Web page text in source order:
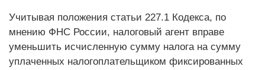
Учитывая положения статьи 227.1 Кодекса, по
мнению ФНС России, налоговый агент вправе
уменьшить исчисленную сумму налога на сумму
уплаченных налогоплательщиком фиксированных